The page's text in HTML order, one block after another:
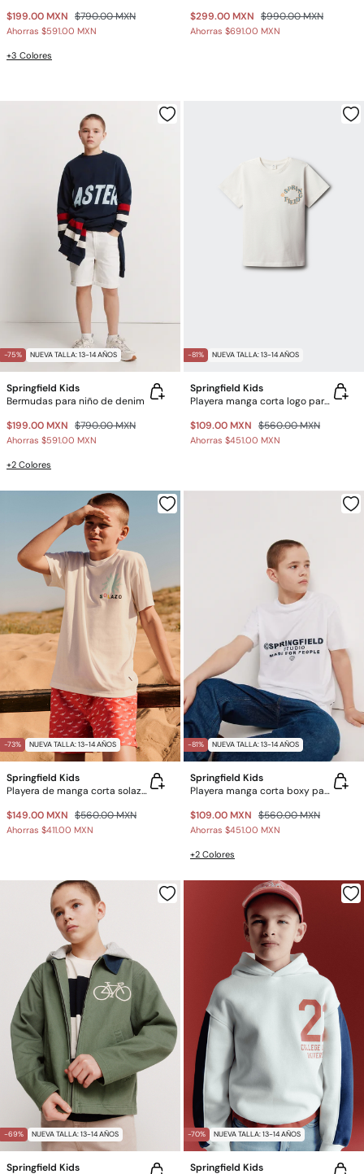
$199.00 MXN $790.00 MXN
Ahorras $591.00 MXN
+3 Colores
$299.00 MXN $990.00 MXN
Ahorras $691.00 MXN
-75% NUEVA TALLA: 13-14 AÑOS
Springfield Kids
Bermudas para niño de denim
$199.00 MXN $790.00 MXN
Ahorras $591.00 MXN
+2 Colores
-81% NUEVA TALLA: 13-14 AÑOS
Springfield Kids
Playera manga corta logo para niño
$109.00 MXN $560.00 MXN
Ahorras $451.00 MXN
-73% NUEVA TALLA: 13-14 AÑOS
Springfield Kids
Playera de manga corta solazo para niño
$149.00 MXN $560.00 MXN
Ahorras $411.00 MXN
-81% NUEVA TALLA: 13-14 AÑOS
Springfield Kids
Playera manga corta boxy para niño
$109.00 MXN $560.00 MXN
Ahorras $451.00 MXN
+2 Colores
-69% NUEVA TALLA: 13-14 AÑOS
Springfield Kids
-70% NUEVA TALLA: 13-14 AÑOS
Springfield Kids